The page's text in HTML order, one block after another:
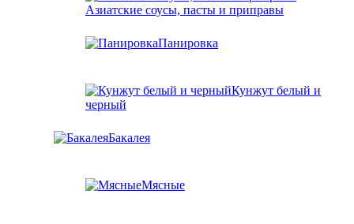
Азиатские соусы, пасты и приправы
Панировка
Кунжут белый и
черный
Бакалея
Мясные